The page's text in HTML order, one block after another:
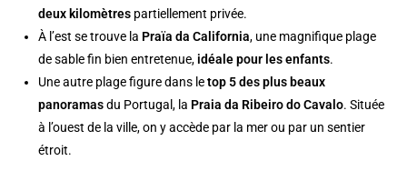
deux kilomètres partiellement privée.
À l’est se trouve la Praïa da California, une magnifique plage
de sable fin bien entretenue, idéale pour les enfants.
Une autre plage figure dans letop 5 des plus beaux
panoramasdu Portugal, la Praia da Ribeiro do Cavalo. Située
à l’ouest de la ville, on y accède par la mer ou par un sentier
étroit.